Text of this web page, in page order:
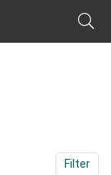
Filter